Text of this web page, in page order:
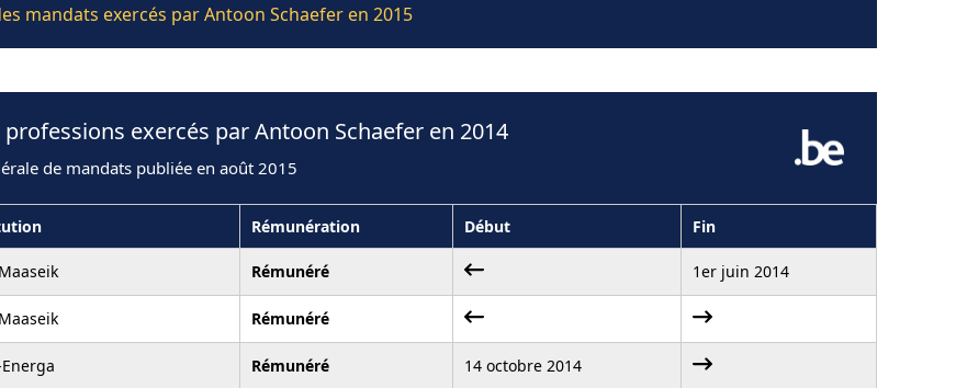
mandats exercés par Antoon Schaefer en 2015
exercés par Antoon Schaefer en 2014
de mandats publiée en août 2015
Rémunération Début Fin
Rémunéré 1er juin 2014
Rémunéré
Rémunéré 14 octobre 2014